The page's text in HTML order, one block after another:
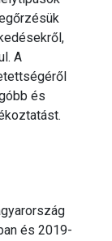
A
és
és 2019-